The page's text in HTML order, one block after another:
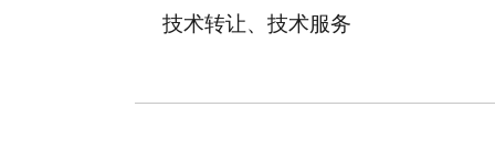
技术转让、技术服务